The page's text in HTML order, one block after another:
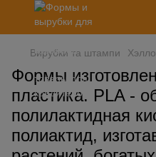
Вирубки та штампи
Формы
пластика. PLA -
полилактидная
полиактид,